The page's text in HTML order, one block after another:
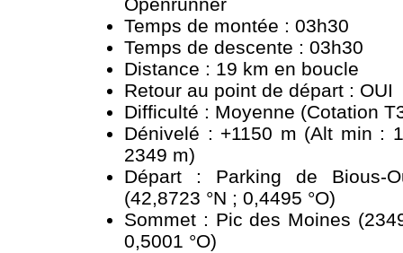
Openrunner
Temps de montée : 03h30
Temps de descente : 03h30
Distance : 19 km en boucle
Retour au point de départ : OUI
Difficulté : Moyenne (Cotation
Dénivelé : +1150 m (Alt min :
2349 m)
Départ : Parking de Bious-
(42,8723 °N ; 0,4495 °O)
Sommet : Pic des Moines
0,5001 °O)